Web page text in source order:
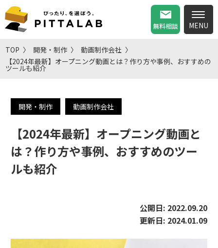
無料相談
TOP 開発・制作
動画制作会社
【2024年最新】オープニング動画とは？作り方や事例、おすすめの
ツールも紹介
開発・制作 動画制作会社
【2024年最新】オープニング動画と
は？作り方や事例、おすすめのツー
ルも紹介
公開日: 2022.09.20
更新日: 2024.01.09